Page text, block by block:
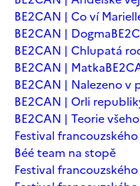
BE2CAN | Co ví
BE2CAN | Dogma
BE2CAN | Chlupatá
BE2CAN | Matka
BE2CAN | Nalezeno v
BE2CAN | Orli
BE2CAN | Teorie všeho
Festival
Béé team na stopě
Festival